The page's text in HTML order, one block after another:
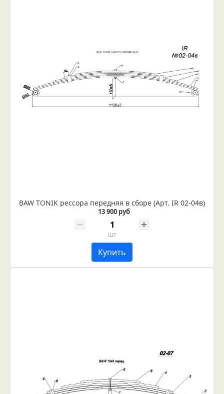
BAW TONIK рессора передняя в сборе (Арт. IR 02-04в)
13 900 руб
шт
Купить